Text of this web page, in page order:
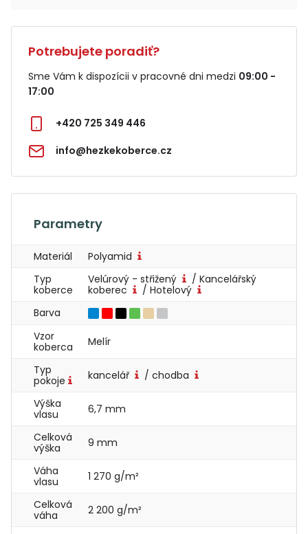
Potrebujete poradiť?
Sme Vám k dispozícii v pracovné dni medzi 09:00 -
17:00
+420 725 349 446
info@hezkekoberce.cz
Parametry
Materiál
Polyamid
Typ
koberce
Velúrový - střižený
/ Kancelářský
koberec
/ Hotelový
Barva
Vzor
koberca
Melír
Typ
pokoje
kancelář / chodba
Výška
vlasu
6,7 mm
Celková
výška
9 mm
Váha
vlasu
1 270 g/m²
Celková
váha
2 200 g/m²